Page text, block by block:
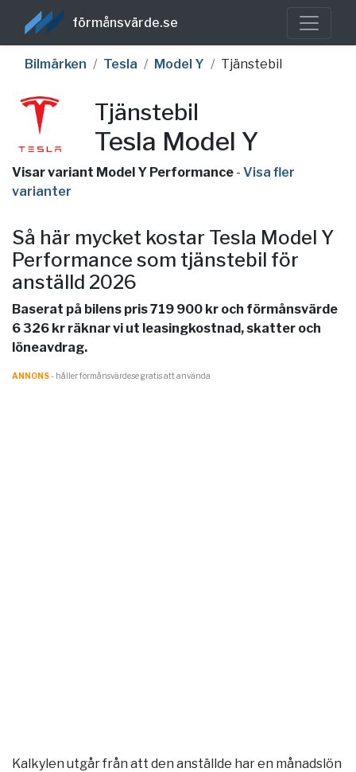
förmånsvärde.se
Bilmärken Tesla Model Y Tjänstebil
Tjänstebil
Tesla Model Y
Visar variant Model Y Performance - Visa fler
varianter
Så här mycket kostar Tesla Model Y
Performance som tjänstebil för
anställd 2026
Baserat på bilens pris 719 900 kr och förmånsvärde
6 326 kr räknar vi ut leasingkostnad, skatter och
löneavdrag.
ANNONS- håller förmånsvärde.se gratis att använda
Kalkylen utgår från att den anställde har en månadslön